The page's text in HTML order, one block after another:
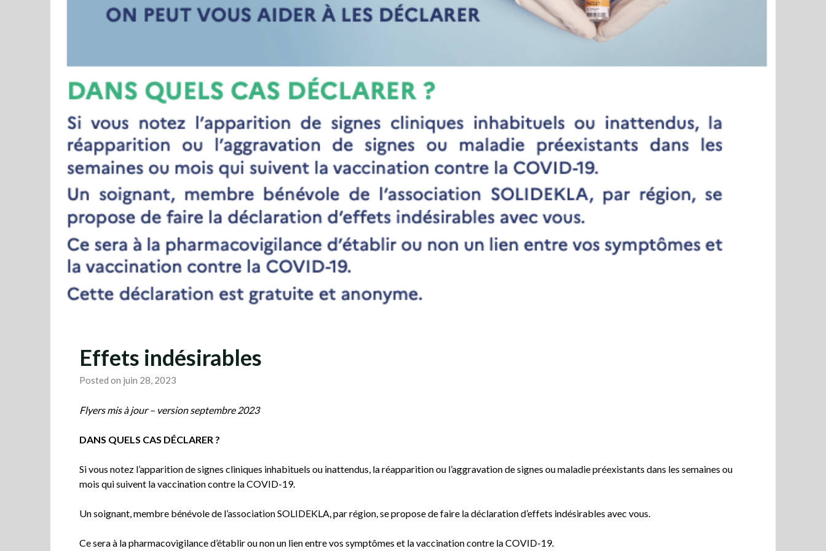
Effets indésirables
Posted on juin 28, 2023
Flyers mis à jour – version septembre 2023
DANS QUELS CAS DÉCLARER ?
Si vous notez l’apparition de signes cliniques inhabituels ou inattendus, la réapparition ou l’aggravation de signes ou maladie préexistants dans les semaines ou
mois qui suivent la vaccination contre la COVID-19.
Un soignant, membre bénévole de l’association SOLIDEKLA, par région, se propose de faire la déclaration d’effets indésirables avec vous.
Ce sera à la pharmacovigilance d’établir ou non un lien entre vos symptômes et la vaccination contre la COVID-19.